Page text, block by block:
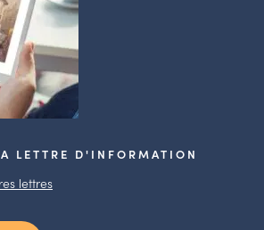
LETTRE D'INFORMATION
lettres